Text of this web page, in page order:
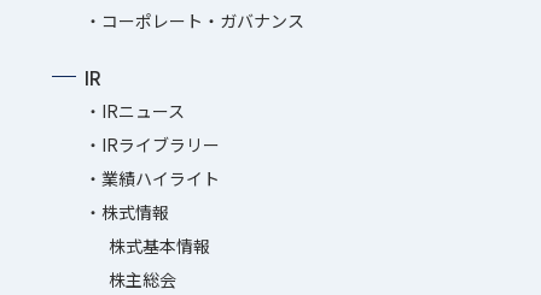
コーポレート・ガバナンス
IR
IRニュース
IRライブラリー
業績ハイライト
株式情報
株式基本情報
株主総会